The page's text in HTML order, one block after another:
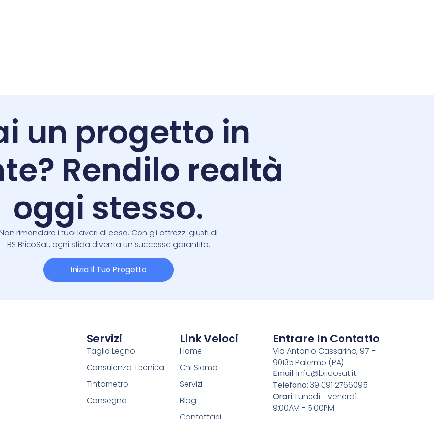
un progetto in
Rendilo realtà
oggi stesso.
Non rimandare i tuoi lavori di casa. Con gli attrezzi giusti di
BS BricoSat, ogni sfida diventa un successo garantito.
Inizia Il Tuo Progetto
Servizi
Taglio Legno
Consulenza Tecnica
Tintometro
Consegna
Link Veloci
Home
Chi Siamo
Servizi
Blog
Contattaci
Entrare In Contatto
Via Antonio Cassarino, 97 –
90135 Palermo (PA)
Email: info@bricosat.it
Telefono: 39 091 2766095
Orari: Lunedì - venerdì
9:00AM - 5:00PM